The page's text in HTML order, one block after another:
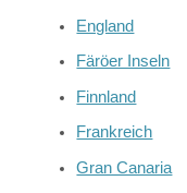
England
Färöer Inseln
Finnland
Frankreich
Gran Canaria